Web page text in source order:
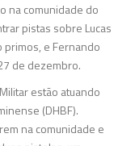
na comunidade do
pistas sobre Lucas
primos, e Fernando
de dezembro.
estão atuando
(DHBF).
na comunidade e